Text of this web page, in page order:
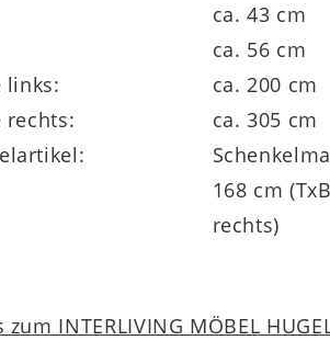
ca. 43 cm
ca. 56 cm
links:
ca. 200 cm
rechts:
ca. 305 cm
168 cm
rechts)
zum INTERLIVING MÖBEL